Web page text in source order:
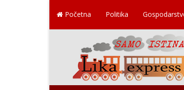
Početna Politika